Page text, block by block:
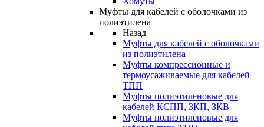
Муфты для кабелей с оболочками из
полиэтилена
Назад
Муфты для кабелей с оболочками
из полиэтилена
Муфты компрессионные и
термоусаживаемые для кабелей
ТПП
Муфты полиэтиленовые для
кабелей КСПП, ЗКП, ЗКВ
Муфты полиэтиленовые для